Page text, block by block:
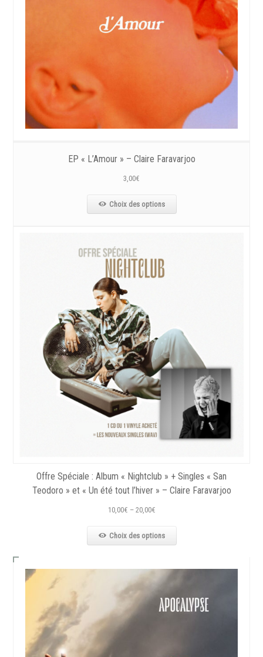
EP « L’Amour » – Claire Faravarjoo
3,00€
Choix des options
Offre Spéciale : Album « Nightclub » + Singles « San
Teodoro » et « Un été tout l’hiver » – Claire Faravarjoo
10,00€ – 20,00€
Choix des options